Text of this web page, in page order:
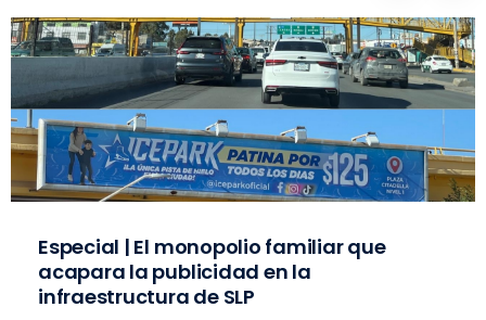
Especial | El monopolio familiar que
acapara la publicidad en la
infraestructura de SLP